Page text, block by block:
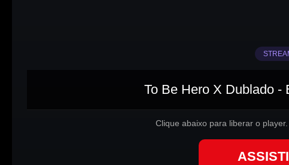
To Be Hero X Dublado -
Clique abaixo para liberar o